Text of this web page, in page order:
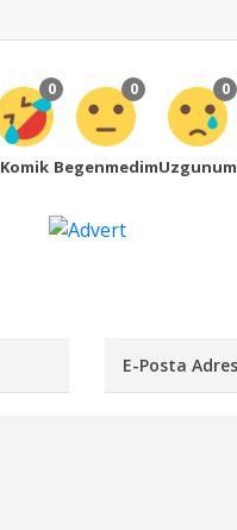
0
Komik
0
Begenmedim
0
Uzgunum